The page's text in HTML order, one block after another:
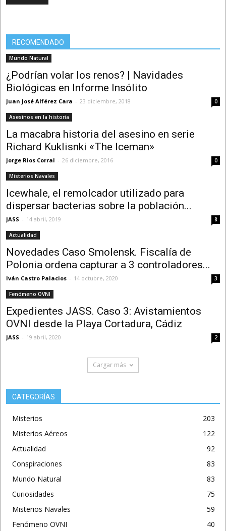
RECOMENDADO
Mundo Natural
¿Podrían volar los renos? | Navidades
Biológicas en Informe Insólito
Juan José Alférez Cara - 23 diciembre, 2018 0
Asesinos en la historia
La macabra historia del asesino en serie
Richard Kuklisnki «The Iceman»
Jorge Rios Corral - 26 diciembre, 2016 0
Misterios Navales
Icewhale, el remolcador utilizado para
dispersar bacterias sobre la población...
JASS - 14 abril, 2019 8
Actualidad
Novedades Caso Smolensk. Fiscalía de
Polonia ordena capturar a 3 controladores...
Iván Castro Palacios - 14 octubre, 2020 3
Fenómeno OVNI
Expedientes JASS. Caso 3: Avistamientos
OVNI desde la Playa Cortadura, Cádiz
JASS - 19 abril, 2020 2
Cargar más
CATEGORÍAS
Misterios
203
Misterios Aéreos
122
Actualidad
92
Conspiraciones
83
Mundo Natural
83
Curiosidades
75
Misterios Navales
59
Fenómeno OVNI
40